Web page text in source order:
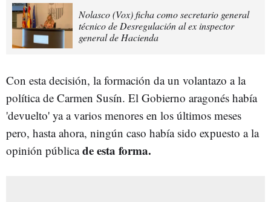
Nolasco (Vox) ficha como secretario general
técnico de Desregulación al ex inspector
general de Hacienda
Con esta decisión, la formación da un volantazo a la
política de Carmen Susín. El Gobierno aragonés había
'devuelto' ya a varios menores en los últimos meses
pero, hasta ahora, ningún caso había sido expuesto a la
opinión públicade esta forma.